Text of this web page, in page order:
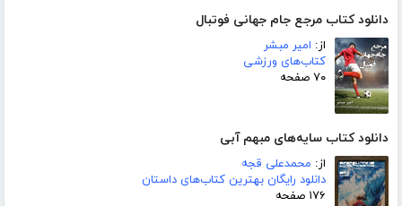
دانلود کتاب مرجع جام جهانی فوتبال
از: امیر مبشر
کتاب‌های ورزشی
۷۰ صفحه
دانلود کتاب سایه‌های مبهم آبی
از: محمدعلی قجه
دانلود رایگان بهترین کتاب‌های داستان
۱۷۶ صفحه